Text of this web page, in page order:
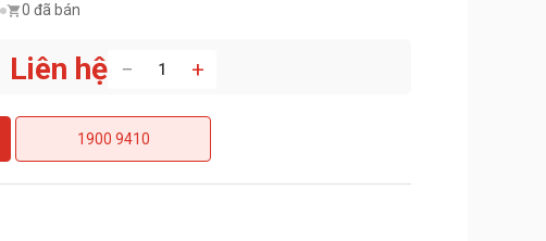
0 đã bán
Liên hệ − +
1900 9410